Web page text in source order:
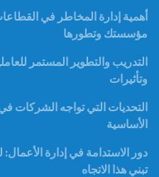
أهمية إدارة المخاطر في
مؤسستك وتطورها
التدريب والتطوير المستمر
وتأثيرات
التحديات التي تواجه الشركات في
الأساسية
دور الاستدامة في إدارة
تبني هذا الاتجاه